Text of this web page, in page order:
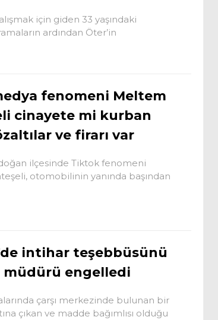
için giden 33 yaşındaki
ardından Öter’in
fenomeni Meltem
cinayete mi kurban
ve firarı var
ilçesinde Tiktok fenomeni
otomobilinin yanında başından
intihar teşebbüsünü
müdürü engelledi
çarşı merkezinde bulunan bir
çıkan ve madde bağımlısı olduğu